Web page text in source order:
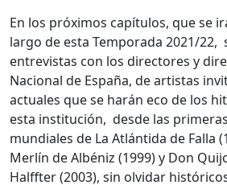
En los próximos capítulos, que se
largo de esta Temporada 2021/22,
entrevistas con los directores y
Nacional de España, de artistas
actuales que se harán eco de los
esta institución, desde las
mundiales de La Atlántida de Falla
Merlín de Albéniz (1999) y Don
Halffter (2003), sin olvidar